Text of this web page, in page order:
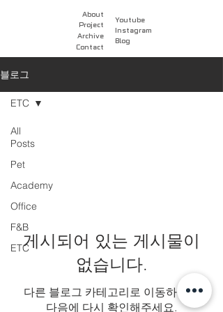
About
Project
Archive
Contact
Youtube
Blog
Instagram
블로그
All
Posts
Pet
Academy
Office
F&B
ETC
ETC
ETC
게시되어 있는 게시물이
없습니다.
다른 블로그 카테고리로 이동하거나
다음에 다시 확인해주세요.